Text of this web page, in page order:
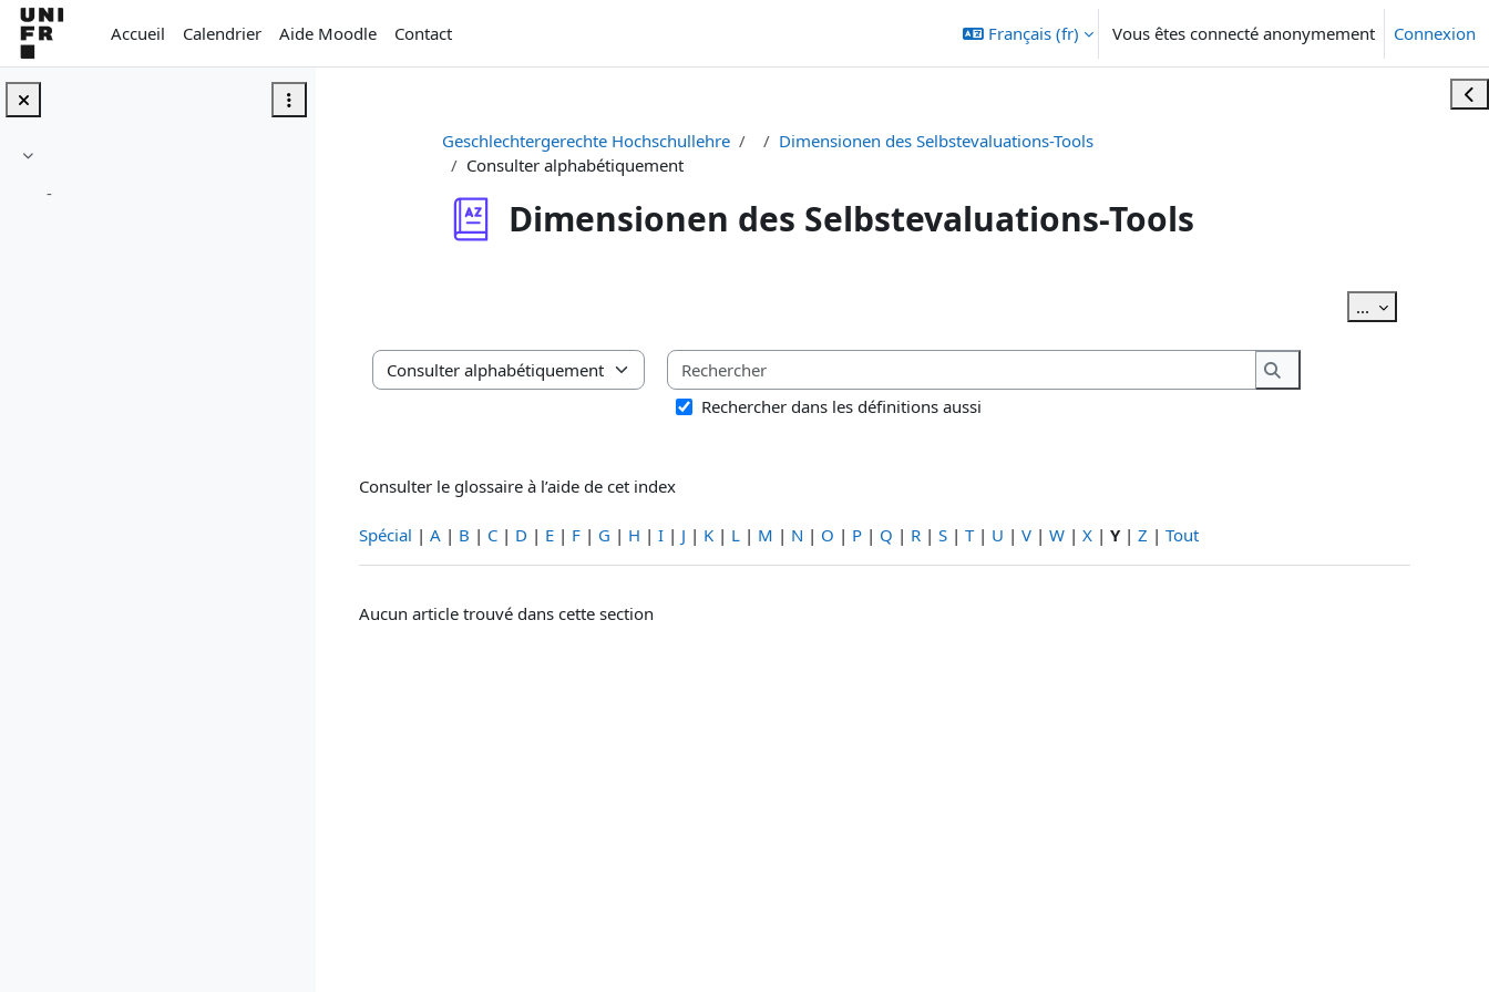
Passer au contenu principal
Accueil
Calendrier Aide Moodle Contact Français ‎(fr)‎ Vous êtes connecté anonymement Connexion
Replier
-
Geschlechtergerechte Hochschullehre
Dimensionen des Selbstevaluations-Tools
Consulter alphabétiquement
Dimensionen des Selbstevaluations-Tools
... Exporter des
Consulter le glossaire à l’aide de cet index
Rechercher
Rechercher
Rechercher dans les définitions aussi
Consulter le glossaire à l’aide de cet index
Spécial | A | B | C | D | E | F | G | H | I | J | K | L | M | N | O | P | Q | R | S | T| U | V | W | X | Y| Z | Tout
Aucun article trouvé dans cette section